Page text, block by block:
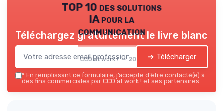
TOP 10 des solutions
IA pour la
communication
CCO at work ! — 2026
Téléchargez gratuitement le livre blanc
➔ Télécharger
* En remplissant ce formulaire, j’accepte d’être contacté(e) à
des fins commerciales par CCO at work ! et ses partenaires.